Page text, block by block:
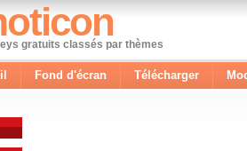
gratuits classés par thèmes
Fond d'écran Télécharger